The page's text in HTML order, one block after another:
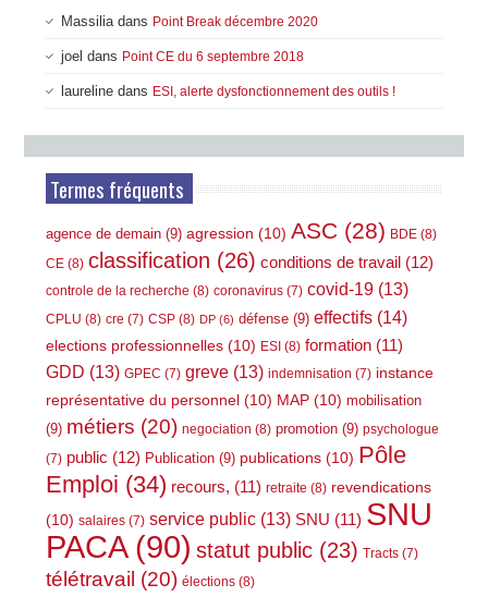
Massilia dans Point Break décembre 2020
joel dans Point CE du 6 septembre 2018
laureline dans ESI, alerte dysfonctionnement des outils !
Termes fréquents
agence de demain (9) agression (10) ASC (28) BDE (8)
CE (8) classification (26) conditions de travail (12)
controle de la recherche (8) coronavirus (7) covid-19 (13)
CPLU (8) cre (7) CSP (8) DP (6) défense (9) effectifs (14)
elections professionnelles (10) ESI (8) formation (11)
GDD (13) GPEC (7) greve (13) indemnisation (7) instance
représentative du personnel (10) MAP (10) mobilisation
(9) métiers (20) negociation (8) promotion (9) psychologue
(7) public (12) Publication (9) publications (10) Pôle
Emploi (34) recours, (11) retraite (8) revendications
(10) salaires (7) service public (13) SNU (11) SNU
PACA(90) statut public (23) Tracts (7)
télétravail (20) élections (8)